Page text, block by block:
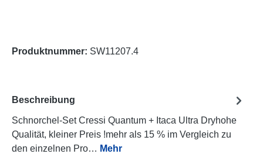
Produktnummer: SW11207.4
Beschreibung
Schnorchel-Set Cressi Quantum + Itaca Ultra Dryhohe
Qualität, kleiner Preis !mehr als 15 % im Vergleich zu
den einzelnen Pro… Mehr